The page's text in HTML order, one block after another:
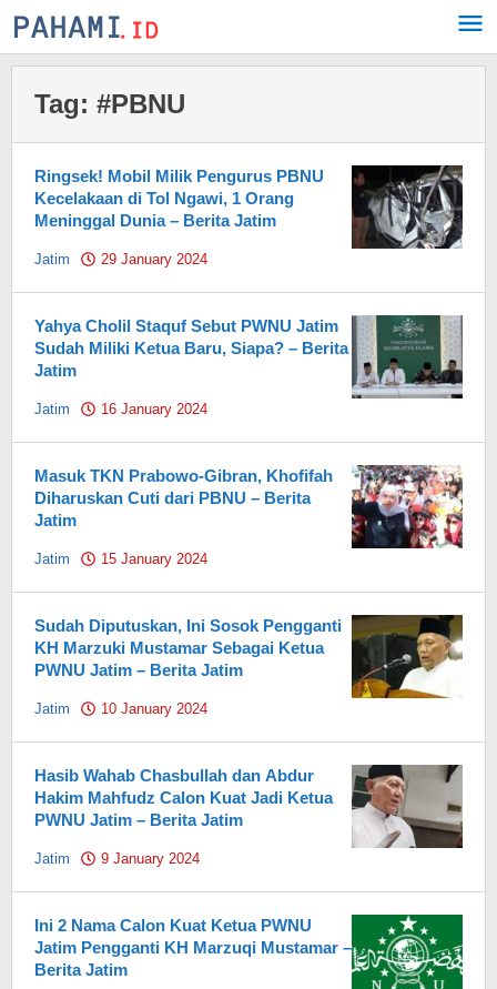
Skip
to
Tag: #PBNU
Ringsek! Mobil Milik Pengurus PBNU
Kecelakaan di Tol Ngawi, 1 Orang
Meninggal Dunia – Berita Jatim
Jatim 29 January 2024
Yahya Cholil Staquf Sebut PWNU Jatim
Sudah Miliki Ketua Baru, Siapa? – Berita
Jatim
Jatim 16 January 2024
Masuk TKN Prabowo-Gibran, Khofifah
Diharuskan Cuti dari PBNU – Berita
Jatim
Jatim 15 January 2024
Sudah Diputuskan, Ini Sosok Pengganti
KH Marzuki Mustamar Sebagai Ketua
PWNU Jatim – Berita Jatim
Jatim 10 January 2024
Hasib Wahab Chasbullah dan Abdur
Hakim Mahfudz Calon Kuat Jadi Ketua
PWNU Jatim – Berita Jatim
Jatim 9 January 2024
Ini 2 Nama Calon Kuat Ketua PWNU
Jatim Pengganti KH Marzuqi Mustamar –
Berita Jatim